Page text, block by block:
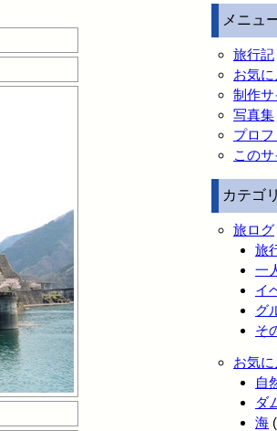
メニュ
旅行記
お気
制作サ
写真集
プロ
この
カテゴ
旅ログ
旅
一
イ
グ
そ
お気
自
ダ
海